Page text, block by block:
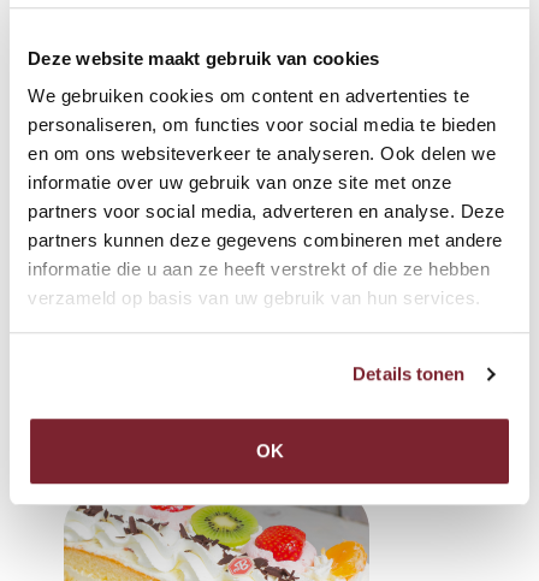
Deze website maakt gebruik van cookies
We gebruiken cookies om content en advertenties te
personaliseren, om functies voor social media te bieden
en om ons websiteverkeer te analyseren. Ook delen we
informatie over uw gebruik van onze site met onze
partners voor social media, adverteren en analyse. Deze
partners kunnen deze gegevens combineren met andere
informatie die u aan ze heeft verstrekt of die ze hebben
verzameld op basis van uw gebruik van hun services.
Details tonen
OK
Heeft u een verjaardag of wilt u iemand verrassen met een
heerlijke taart? Dan kunt uhieruw taart samenstellen naar
uw eigen smaak. U kunt bijvoorbeeld een marsepein- of
slagroomtaart kiezen, een zelfgemaakte foto of het logo van
het bedrijf op uw taart laten plaatsen.
Lees meer …